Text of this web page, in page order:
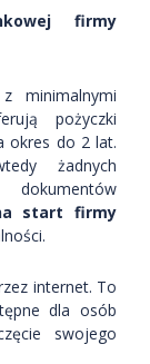
firmy
minimalnymi
pożyczki
okres do 2 lat.
żadnych
start firmy
internet. To
dla osób
swojego